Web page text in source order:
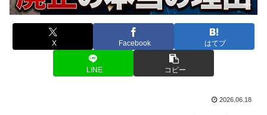
X Facebook はてブ
LINE コピー
2026.06.18